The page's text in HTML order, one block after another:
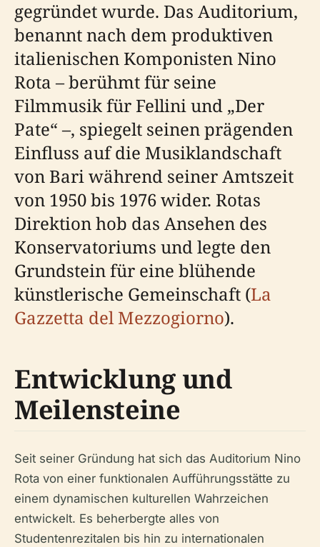
gegründet wurde. Das Auditorium,
benannt nach dem produktiven
italienischen Komponisten Nino
Rota – berühmt für seine
Filmmusik für Fellini und „Der
Pate“ –, spiegelt seinen prägenden
Einfluss auf die Musiklandschaft
von Bari während seiner Amtszeit
von 1950 bis 1976 wider. Rotas
Direktion hob das Ansehen des
Konservatoriums und legte den
Grundstein für eine blühende
künstlerische Gemeinschaft (La
Gazzetta del Mezzogiorno).
Entwicklung und
Meilensteine
Seit seiner Gründung hat sich das Auditorium Nino
Rota von einer funktionalen Aufführungsstätte zu
einem dynamischen kulturellen Wahrzeichen
entwickelt. Es beherbergte alles von
Studentenrezitalen bis hin zu internationalen